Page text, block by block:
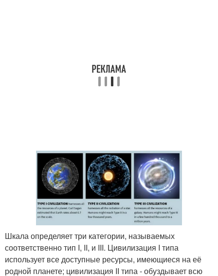
Шкала определяет три категории, называемых
соответственно тип I, II, и III. Цивилизация I типа
использует все доступные ресурсы, имеющиеся на её
родной планете; цивилизация II типа - обуздывает всю